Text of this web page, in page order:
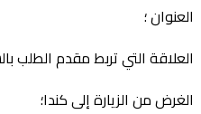
العنوان ؛
العلاقة التي تربط مقدم الطلب
الغرض من الزيارة إلى كندا؛